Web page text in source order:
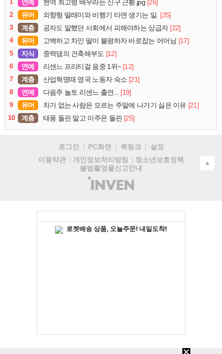
1 연예 현역 최고령 배우라는 신구 근황.jpg [26]
2
유머 외향형 딸래미와 비행기 타면 생기는 일. [25]
3
계층 공자도 말했던 사회에서 피해야하는 상급자 [22]
4
유머 고백하고 차인 딸이 불평하자 바로잡는 어머님 [17]
5
지식 중력댐의 건축해부도 [12]
6
연예 리센느 프리티걸 음중 1위~ [12]
7
계층 산업혁명때 영국 노동자 숙소 [21]
8
연예 다음주 놀토 리센느 출연... [19]
9
유머 차가 없는 사람은 모르는 주말에 나가기 싫은 이유 [21]
10
계층 태풍 돌핀 말고 이주은 돌핀 [25]
로그인 PC화면 퀵링크
설정
이용약관
개인정보처리방침
청소년보호정책
불법촬영물신고안내
(주)
인
▲